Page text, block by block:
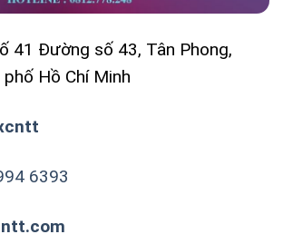
41 Đường số 43, Tân Phong,
phố Hồ Chí Minh
6393